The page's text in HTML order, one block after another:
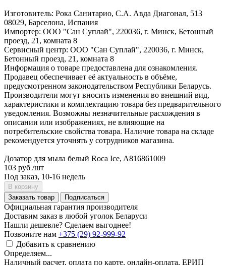
Изготовитель: Рока Санитарио, С.А. Авда Диагонал, 513
08029, Барселона, Испания
Импортер: ООО "Сан Суплай", 220036, г. Минск, Бетонный
проезд, 21, комната 8
Сервисный центр: ООО "Сан Суплай", 220036, г. Минск,
Бетонный проезд, 21, комната 8
Информация о товаре предоставлена для ознакомления.
Продавец обеспечивает её актуальность в объёме,
предусмотренном законодательством Республики Беларусь.
Производители могут вносить изменения во внешний вид,
характеристики и комплектацию товара без предварительного
уведомления. Возможны незначительные расхождения в
описании или изображениях, не влияющие на
потребительские свойства товара. Наличие товара на складе
рекомендуется уточнять у сотрудников магазина.
Дозатор для мыла белый Roca Ice, A816861009
103 руб /шт
Под заказ, 10-16 недель
В корзину
Заказать товар
Подписаться
Официальная гарантия производителя
Доставим заказ в любой уголок Беларуси
Нашли дешевле? Сделаем выгоднее!
Позвоните нам +375 (29) 92-999-92
Добавить к сравнению
Определяем...
Наличный расчет, оплата по карте, онлайн-оплата, ЕРИП